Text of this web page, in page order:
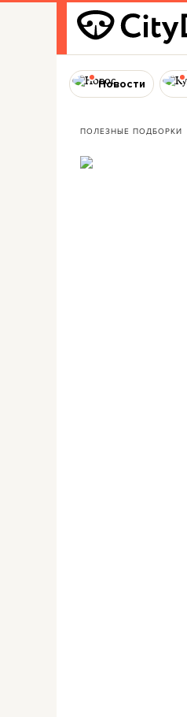
Новости
ПОЛЕЗНЫЕ ПОДБОРКИ